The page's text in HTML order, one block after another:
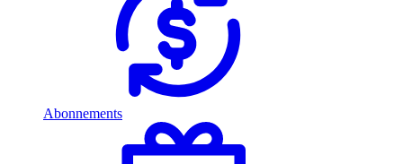
Abonnements